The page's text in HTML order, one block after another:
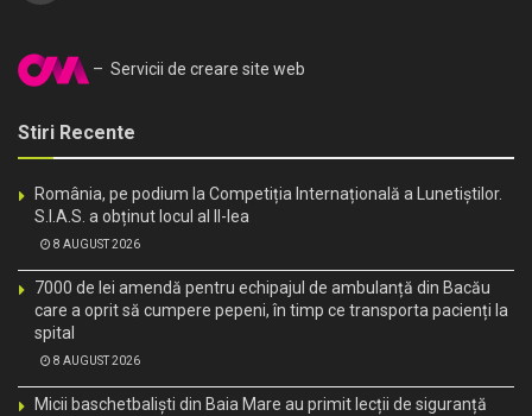
– Servicii de creare site web
Stiri Recente
România, pe podium la Competiția Internațională a Lunetiștilor.
S.I.A.S. a obținut locul al II-lea
8 AUGUST 2026
7000 de lei amendă pentru echipajul de ambulanță din Bacău
care a oprit să cumpere pepeni, în timp ce transporta pacienți la
spital
8 AUGUST 2026
Micii baschetbaliști din Baia Mare au primit lecții de siguranță